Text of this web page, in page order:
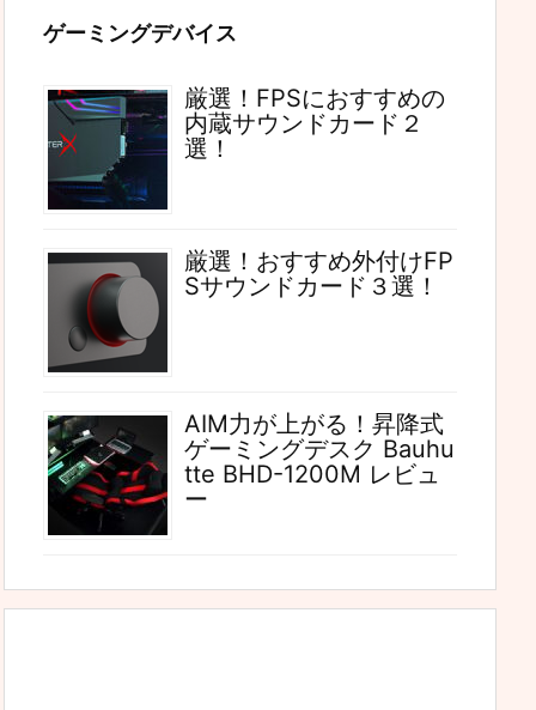
ゲーミングデバイス
厳選！FPSにおすすめの
内蔵サウンドカード２
選！
厳選！おすすめ外付けFP
Sサウンドカード３選！
AIM力が上がる！昇降式
ゲーミングデスク Bauhu
tte BHD-1200M レビュ
ー